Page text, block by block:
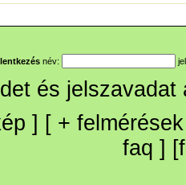
név:
és
] [ + felmérések
faq ] [